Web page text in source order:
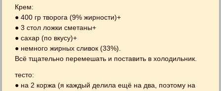
Крем:
● 400 гр творога (9% жирности)+
● 3 стол ложки сметаны+
● сахар (по вкусу)+
● немного жирных сливок (33%).
Всё тщательно перемешать и поставить в холодильник.
тесто:
● на 2 коржа (я каждый делила ещё на два, поэтому на